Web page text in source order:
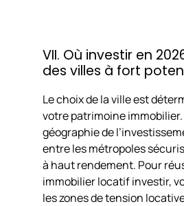
VII. Où investir en
des villes à fort
Le choix de la ville est
votre patrimoine immobilier.
géographie de
entre les métropoles
à haut rendement. Pour
immobilier locatif investir,
les zones de tension